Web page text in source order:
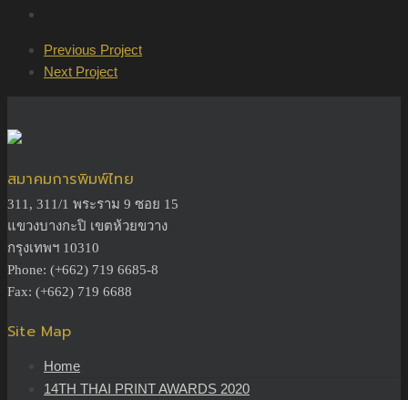
Previous Project
Next Project
สมาคมการพิมพ์ไทย
311, 311/1 พระราม 9 ซอย 15
แขวงบางกะปิ เขตห้วยขวาง
กรุงเทพฯ 10310
Phone: (+662) 719 6685-8
Fax: (+662) 719 6688
Site Map
Home
14TH THAI PRINT AWARDS 2020